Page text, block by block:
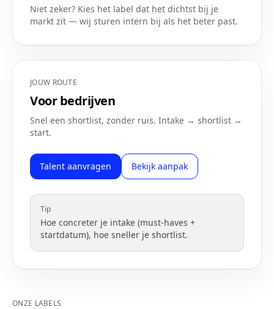
Niet zeker? Kies het label dat het dichtst bij je
markt zit — wij sturen intern bij als het beter past.
JOUW ROUTE
Voor bedrijven
Snel een shortlist, zonder ruis. Intake → shortlist →
start.
Talent aanvragen Bekijk aanpak
Tip
Hoe concreter je intake (must-haves +
startdatum), hoe sneller je shortlist.
ONZE LABELS